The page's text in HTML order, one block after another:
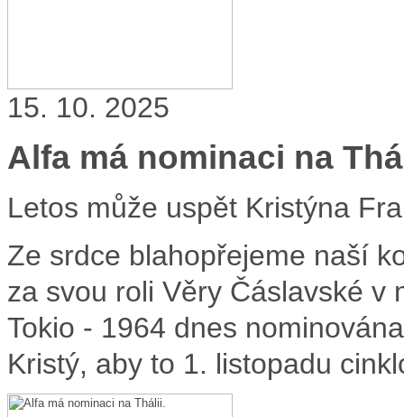
15. 10. 2025
Alfa má nominaci na
Letos může uspět Kristýna
Ze srdce blahopřejeme naší
za svou roli Věry Čáslavské v
Tokio - 1964 dnes
Kristý, aby to 1. listopadu